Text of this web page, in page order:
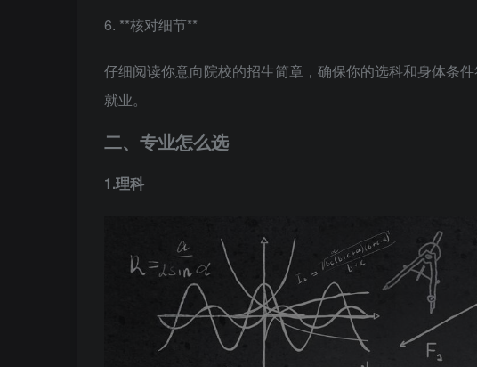
6. **核对细节**
仔细阅读你意向院校的招生简章，确保你的选科和身体条
就业。
二、专业怎么选
1.理科